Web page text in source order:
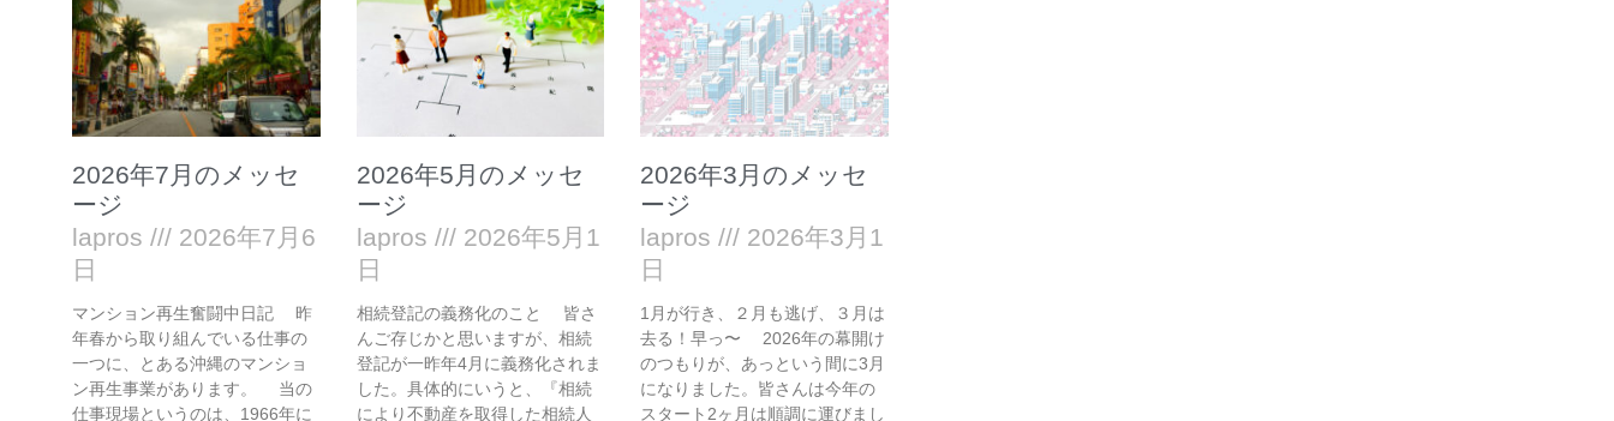
2026年7月のメッセ
ージ
lapros
2026年7月6
日
マンション再生奮闘中日記 昨
年春から取り組んでいる仕事の
一つに、とある沖縄のマンショ
ン再生事業があります。 当の
仕事現場というのは、1966年に
2026年5月のメッセ
ージ
lapros
2026年5月1
日
相続登記の義務化のこと 皆さ
んご存じかと思いますが、相続
登記が一昨年4月に義務化されま
した。具体的にいうと、『相続
により不動産を取得した相続人
2026年3月のメッセ
ージ
lapros
2026年3月1
日
1月が行き、２月も逃げ、３月は
去る！早っ〜 2026年の幕開け
のつもりが、あっという間に3月
になりました。皆さんは今年の
スタート2ヶ月は順調に運びまし